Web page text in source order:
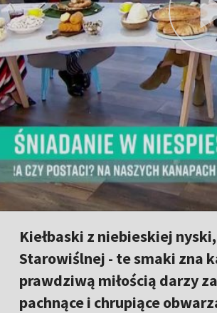
Kiełbaski z niebieskiej
Starowiślnej - te smaki zna
prawdziwą miłością darzy
pachnące i chrupiące